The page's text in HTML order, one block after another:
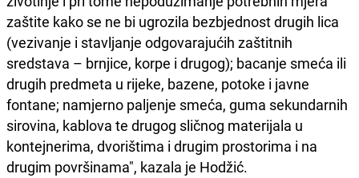
zaštite kako se ne bi ugrozila bezbjednost drugih lica
(vezivanje i stavljanje odgovarajućih zaštitnih
sredstava – brnjice, korpe i drugog); bacanje smeća ili
drugih predmeta u rijeke, bazene, potoke i javne
fontane; namjerno paljenje smeća, guma sekundarnih
sirovina, kablova te drugog sličnog materijala u
kontejnerima, dvorištima i drugim prostorima i na
drugim površinama", kazala je Hodžić.